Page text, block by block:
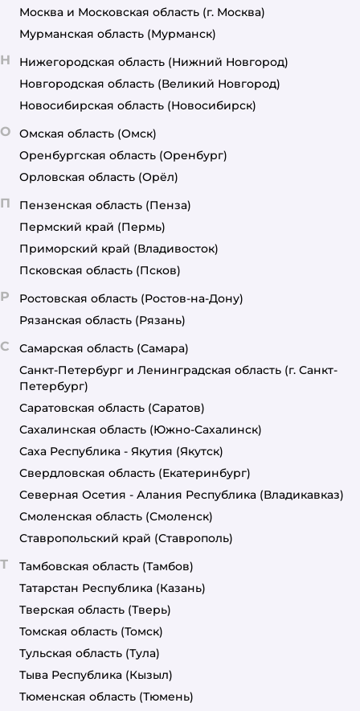
Москва и Московская область (г. Москва)
Мурманская область (Мурманск)
Н Нижегородская область (Нижний Новгород)
Новгородская область (Великий Новгород)
Новосибирская область (Новосибирск)
О Омская область (Омск)
Оренбургская область (Оренбург)
Орловская область (Орёл)
П Пензенская область (Пенза)
Пермский край (Пермь)
Приморский край (Владивосток)
Псковская область (Псков)
Р Ростовская область (Ростов-на-Дону)
Рязанская область (Рязань)
С Самарская область (Самара)
Санкт-Петербург и Ленинградская область (г. Санкт-
Петербург)
Саратовская область (Саратов)
Сахалинская область (Южно-Сахалинск)
Саха Республика - Якутия (Якутск)
Свердловская область (Екатеринбург)
Северная Осетия - Алания Республика (Владикавказ)
Смоленская область (Смоленск)
Ставропольский край (Ставрополь)
Т Тамбовская область (Тамбов)
Татарстан Республика (Казань)
Тверская область (Тверь)
Томская область (Томск)
Тульская область (Тула)
Тыва Республика (Кызыл)
Тюменская область (Тюмень)